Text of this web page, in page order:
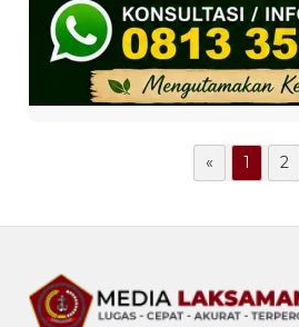
« 1 2